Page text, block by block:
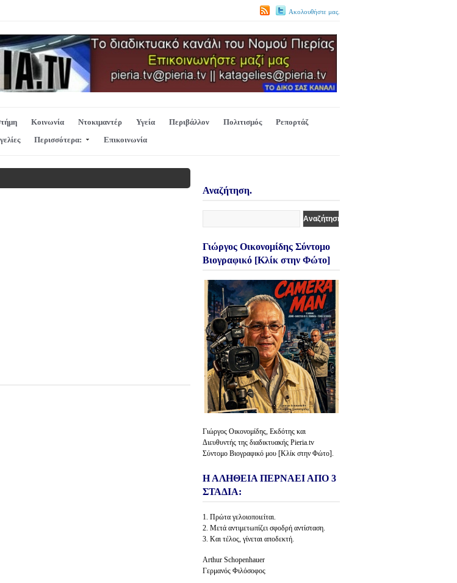
Ακολουθήστε μας.
Κοινωνία Ντοκιμαντέρ Υγεία Περιβάλλον Πολιτισμός
Ρεπορτάζ
Περισσότερα: Επικοινωνία
Αναζήτηση.
Γιώργος Οικονομίδης Σύντομο
Βιογραφικό [Κλίκ στην Φώτο]
Γιώργος Οικονομίδης, Εκδότης και
Διευθυντής της διαδικτυακής Pieria.tv
Σύντομο Βιογραφικό μου [Κλίκ στην Φώτο].
Η ΑΛΗΘΕΙΑ ΠΕΡΝΑΕΙ ΑΠΟ 3
ΣΤΑΔΙΑ:
1. Πρώτα γελοιοποιείται.
2. Μετά αντιμετωπίζει σφοδρή αντίσταση.
3. Και τέλος, γίνεται αποδεκτή.
Arthur Schopenhauer
Γερμανός Φιλόσοφος